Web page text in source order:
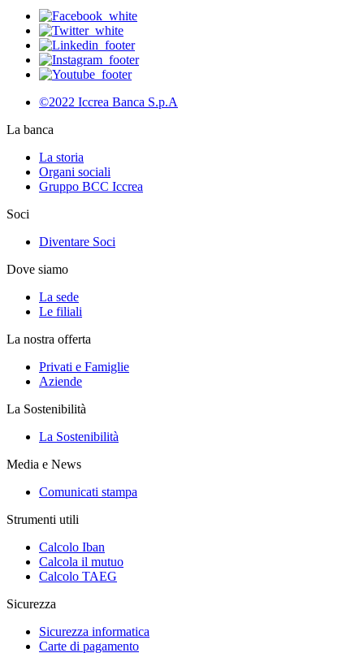
©2022 Iccrea Banca S.p.A
La banca
La storia
Organi sociali
Gruppo BCC Iccrea
Soci
Diventare Soci
Dove siamo
La sede
Le filiali
La nostra offerta
Privati e Famiglie
Aziende
La Sostenibilità
La Sostenibilità
Media e News
Comunicati stampa
Strumenti utili
Calcolo Iban
Calcola il mutuo
Calcolo TAEG
Sicurezza
Sicurezza informatica
Carte di pagamento